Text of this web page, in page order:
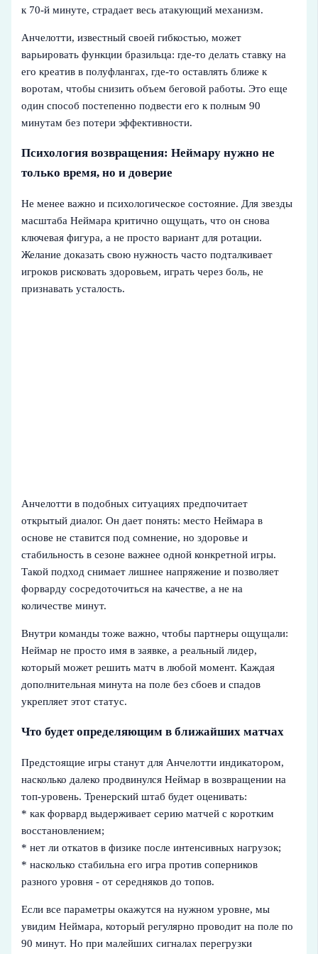
к 70-й минуте, страдает весь атакующий механизм.
Анчелотти, известный своей гибкостью, может
варьировать функции бразильца: где-то делать ставку на
его креатив в полуфлангах, где-то оставлять ближе к
воротам, чтобы снизить объем беговой работы. Это еще
один способ постепенно подвести его к полным 90
минутам без потери эффективности.
Психология возвращения: Неймару нужно не
только время, но и доверие
Не менее важно и психологическое состояние. Для звезды
масштаба Неймара критично ощущать, что он снова
ключевая фигура, а не просто вариант для ротации.
Желание доказать свою нужность часто подталкивает
игроков рисковать здоровьем, играть через боль, не
признавать усталость.
Анчелотти в подобных ситуациях предпочитает
открытый диалог. Он дает понять: место Неймара в
основе не ставится под сомнение, но здоровье и
стабильность в сезоне важнее одной конкретной игры.
Такой подход снимает лишнее напряжение и позволяет
форварду сосредоточиться на качестве, а не на
количестве минут.
Внутри команды тоже важно, чтобы партнеры ощущали:
Неймар не просто имя в заявке, а реальный лидер,
который может решить матч в любой момент. Каждая
дополнительная минута на поле без сбоев и спадов
укрепляет этот статус.
Что будет определяющим в ближайших матчах
Предстоящие игры станут для Анчелотти индикатором,
насколько далеко продвинулся Неймар в возвращении на
топ-уровень. Тренерский штаб будет оценивать:
* как форвард выдерживает серию матчей с коротким
восстановлением;
* нет ли откатов в физике после интенсивных нагрузок;
* насколько стабильна его игра против соперников
разного уровня - от середняков до топов.
Если все параметры окажутся на нужном уровне, мы
увидим Неймара, который регулярно проводит на поле по
90 минут. Но при малейших сигналах перегрузки